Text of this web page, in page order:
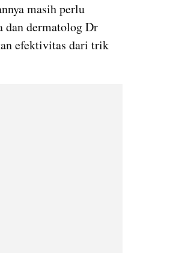
masih perlu
dan dermatolog Dr
efektivitas dari trik